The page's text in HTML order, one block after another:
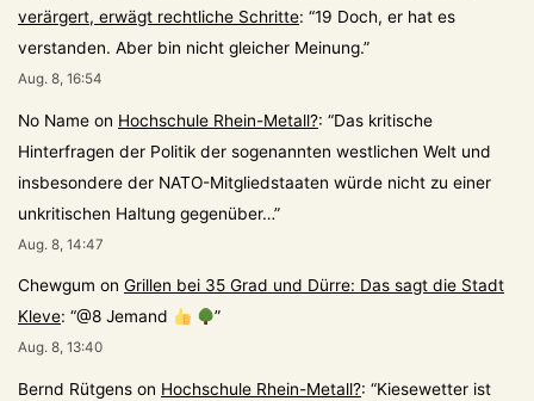
verärgert, erwägt rechtliche Schritte: “19 Doch, er hat es
verstanden. Aber bin nicht gleicher Meinung.”
Aug. 8, 16:54
No Name on Hochschule Rhein-Metall?: “Das kritische
Hinterfragen der Politik der sogenannten westlichen Welt und
insbesondere der NATO-Mitgliedstaaten würde nicht zu einer
unkritischen Haltung gegenüber…”
Aug. 8, 14:47
Chewgum on Grillen bei 35 Grad und Dürre: Das sagt die Stadt
Kleve: “@8 Jemand ”
Aug. 8, 13:40
Bernd Rütgens on Hochschule Rhein-Metall?: “Kiesewetter ist